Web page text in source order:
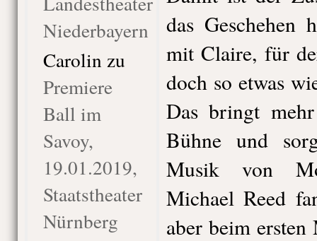
Niederbayern
Carolin zu
Premiere
Ball im
Savoy,
19.01.2019,
Staatstheater
Nürnberg
das Geschehen
mit Claire, für
doch so etwas
Das bringt
Bühne und
Musik von
Michael Reed
aber beim